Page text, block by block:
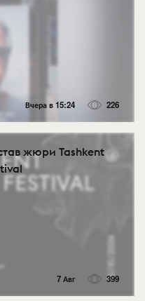
Вчера в 15:24 226
жюри Tashkent
7 Авг 399